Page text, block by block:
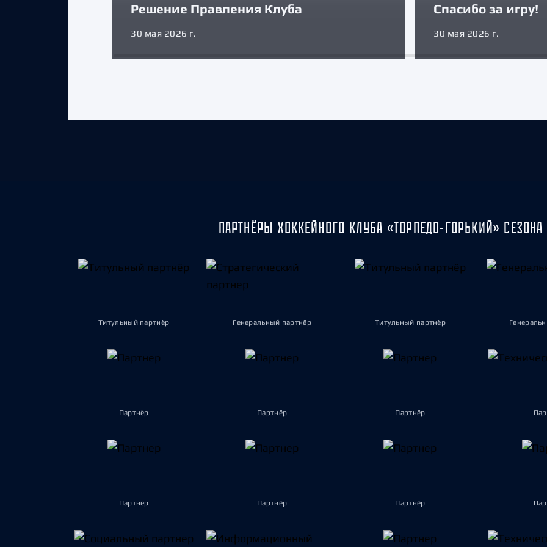
Решение Правления Клуба
30 мая 2026 г.
Спасибо за игру!
30 мая 2026 г.
ПАРТНЁРЫ ХОККЕЙНОГО КЛУБА «ТОРПЕДО-ГОРЬКИЙ» СЕЗОНА
Титульный партнёр Генеральный партнёр Титульный партнёр
Партнёр Партнёр Партнёр
Партнёр Партнёр Партнёр